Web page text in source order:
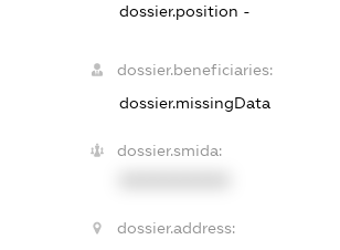
dossier.position -
dossier.beneficiaries:
dossier.missingData
dossier.smida:
dossier.address: